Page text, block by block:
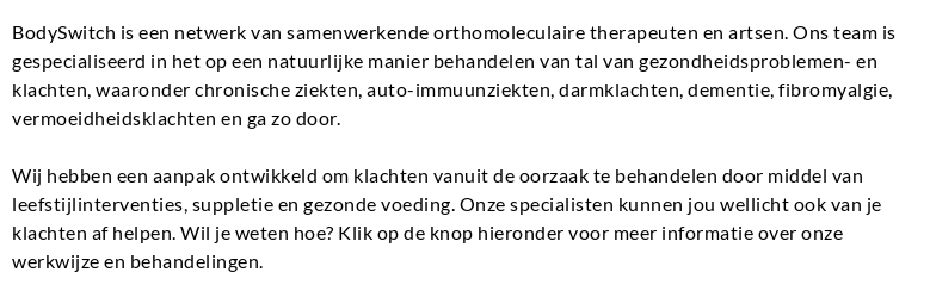
BodySwitch is een netwerk van samenwerkende orthomoleculaire therapeuten en artsen. Ons team is
gespecialiseerd in het op een natuurlijke manier behandelen van tal van gezondheidsproblemen- en
klachten, waaronder chronische ziekten, auto-immuunziekten, darmklachten, dementie, fibromyalgie,
vermoeidheidsklachten en ga zo door.
Wij hebben een aanpak ontwikkeld om klachten vanuit de oorzaak te behandelen door middel van
leefstijlinterventies, suppletie en gezonde voeding. Onze specialisten kunnen jou wellicht ook van je
klachten af helpen. Wil je weten hoe? Klik op de knop hieronder voor meer informatie over onze
werkwijze en behandelingen.